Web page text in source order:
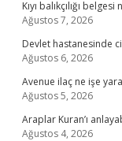
Kıyı balıkçılığı belgesi
Ağustos 7, 2026
Devlet hastanesinde
Ağustos 6, 2026
Avenue ilaç ne işe
Ağustos 5, 2026
Araplar Kuran’ı
Ağustos 4, 2026